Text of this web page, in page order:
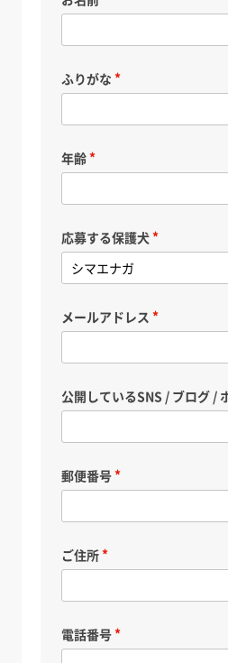
ふりがな
年齢
応募する保護犬
メールアドレス
公開しているSNS / ブログ /
郵便番号
ご住所
電話番号